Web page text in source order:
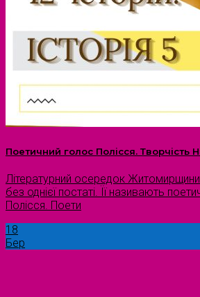
Поетичний голос Полісся. Творчість
Літературний осередок
без однієї постаті. Її називають
Полісся. Поети
18
Бер